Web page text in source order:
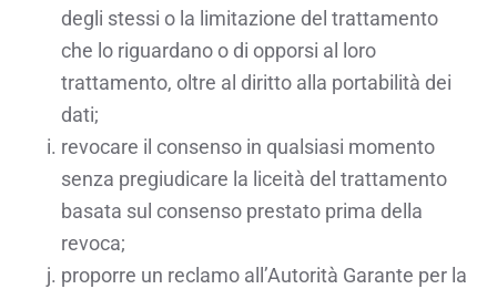
degli stessi o la limitazione del trattamento
che lo riguardano o di opporsi al loro
trattamento, oltre al diritto alla portabilità dei
dati;
revocare il consenso in qualsiasi momento
senza pregiudicare la liceità del trattamento
basata sul consenso prestato prima della
revoca;
proporre un reclamo all’Autorità Garante per la